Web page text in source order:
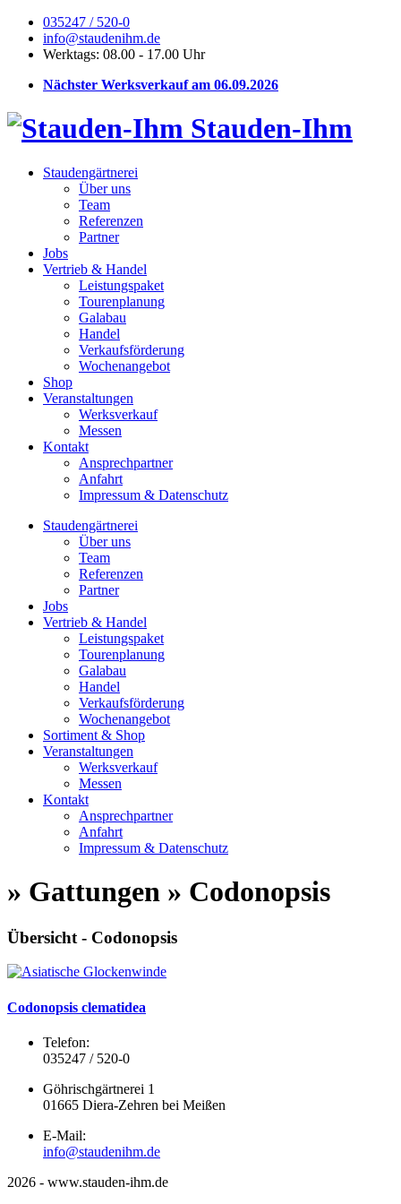
035247 / 520-0
info@staudenihm.de
Werktags: 08.00 - 17.00 Uhr
Nächster Werksverkauf am 06.09.2026
Stauden-Ihm
Staudengärtnerei
Über uns
Team
Referenzen
Partner
Jobs
Vertrieb & Handel
Leistungspaket
Tourenplanung
Galabau
Handel
Verkaufsförderung
Wochenangebot
Shop
Veranstaltungen
Werksverkauf
Messen
Kontakt
Ansprechpartner
Anfahrt
Impressum & Datenschutz
Staudengärtnerei
Über uns
Team
Referenzen
Partner
Jobs
Vertrieb & Handel
Leistungspaket
Tourenplanung
Galabau
Handel
Verkaufsförderung
Wochenangebot
Sortiment & Shop
Veranstaltungen
Werksverkauf
Messen
Kontakt
Ansprechpartner
Anfahrt
Impressum & Datenschutz
» Gattungen » Codonopsis
Übersicht - Codonopsis
Codonopsis clematidea
Telefon:
035247 / 520-0
Göhrischgärtnerei 1
01665 Diera-Zehren bei Meißen
E-Mail:
info@staudenihm.de
2026 - www.stauden-ihm.de